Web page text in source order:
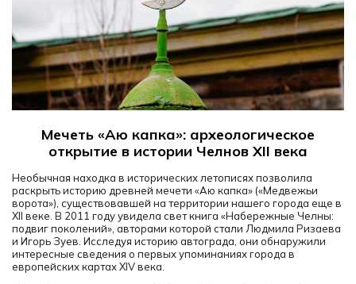
Мечеть «Аю капка»: археологическое
открытие в истории Челнов ХII века
Необычная находка в исторических летописях позволила
раскрыть историю древней мечети «Аю капка» («Медвежьи
ворота»), существовавшей на территории нашего города еще в
XII веке. В 2011 году увидела свет книга «Набережные Челны:
подвиг поколений», авторами которой стали Людмила Ризаева
и Игорь Зуев. Исследуя историю автограда, они обнаружили
интересные сведения о первых упоминаниях города в
европейских картах XIV века.